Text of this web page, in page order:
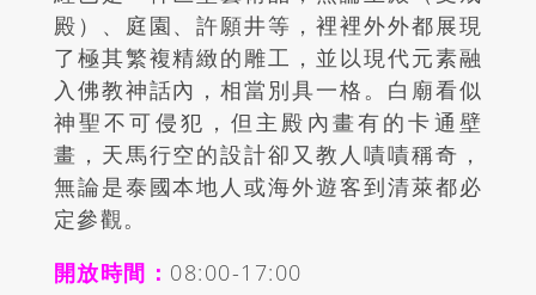
殿）、庭園、許願井等，裡裡外外都展現
了極其繁複精緻的雕工，並以現代元素融
入佛教神話內，相當別具一格。白廟看似
神聖不可侵犯，但主殿內畫有的卡通壁
畫，天馬行空的設計卻又教人嘖嘖稱奇，
無論是泰國本地人或海外遊客到清萊都必
定參觀。
開放時間： 08:00-17:00